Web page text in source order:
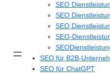
SEO
SEO
SEO
SEO-
SEO für B2B-
SEO für ChatGPT